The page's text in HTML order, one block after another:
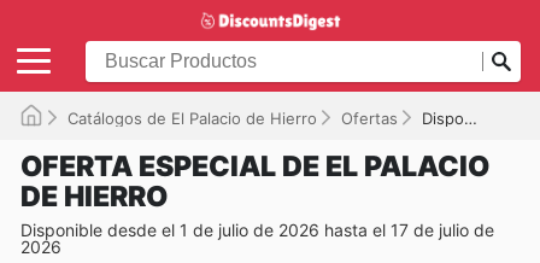
Catálogos de El Palacio de Hierro Ofertas Disponible hasta el 17/07/2026
OFERTA ESPECIAL DE EL PALACIO
DE HIERRO
Disponible desde el 1 de julio de 2026 hasta el 17 de julio de
2026